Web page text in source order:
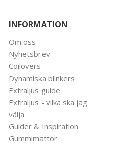
INFORMATION
Om oss
Nyhetsbrev
Coilovers
Dynamiska blinkers
Extraljus guide
Extraljus - vilka ska jag
välja
Guider & Inspiration
Gummimattor